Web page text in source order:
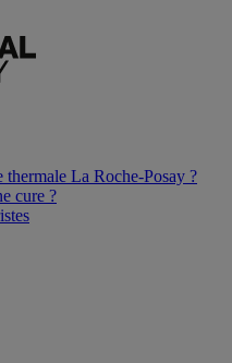
La Roche-Posay ?
cure ?